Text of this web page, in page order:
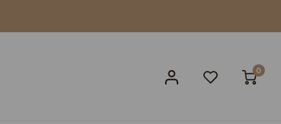
0